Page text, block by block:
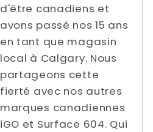
d'être canadiens et
avons passé nos 15 ans
en tant que magasin
local à Calgary. Nous
partageons cette
fierté avec nos autres
marques canadiennes
iGO et Surface 604. Qui